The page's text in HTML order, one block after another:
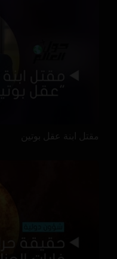
مقتل ابنة عقل بوتين